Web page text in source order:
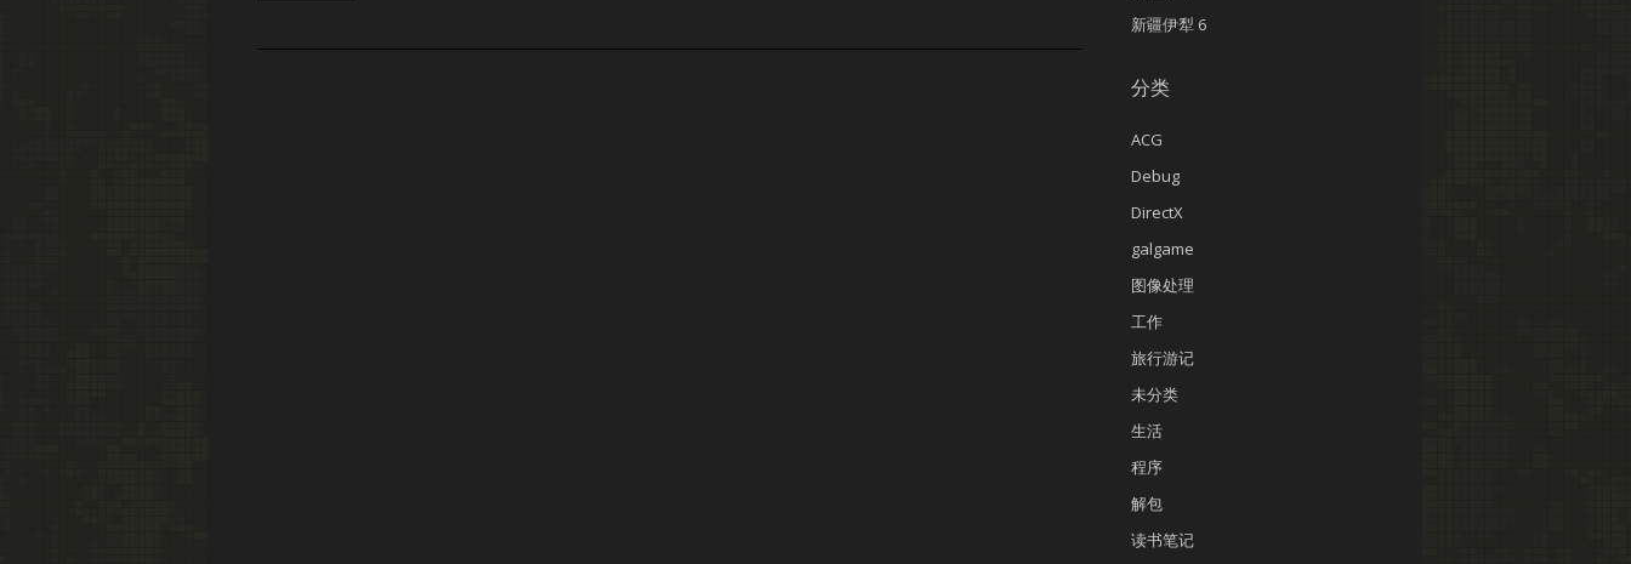
新疆伊犁 6
分类
ACG
Debug
DirectX
galgame
图像处理
工作
旅行游记
未分类
生活
程序
解包
读书笔记